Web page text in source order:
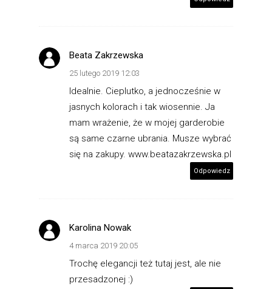
Beata Zakrzewska
25 lutego 2019 12:03
Idealnie. Cieplutko, a jednocześnie w
jasnych kolorach i tak wiosennie. Ja
mam wrażenie, że w mojej garderobie
są same czarne ubrania. Musze wybrać
się na zakupy. www.beatazakrzewska.pl
Odpowiedz
Karolina Nowak
4 marca 2019 20:05
Trochę elegancji też tutaj jest, ale nie
przesadzonej :)